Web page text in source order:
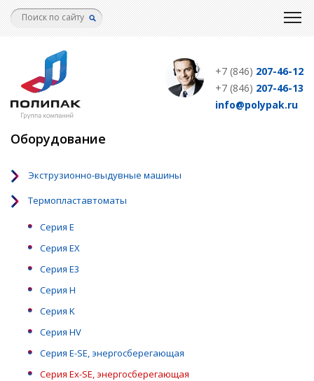
Перейти
к
+7 (846) 207-46-12
+7 (846) 207-46-13
info@polypak.ru
Оборудование
Экструзионно-выдувные машины
Термопластавтоматы
Серия Е
Серия EX
Серия Е3
Серия Н
Серия K
Серия HV
Серия E-SE, энергосберегающая
Серия Ex-SE, энергосберегающая